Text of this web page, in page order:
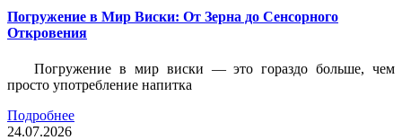
Погружение в Мир Виски: От Зерна до Сенсорного
Откровения
Погружение в мир виски — это гораздо больше, чем
просто употребление напитка
Подробнее
24.07.2026